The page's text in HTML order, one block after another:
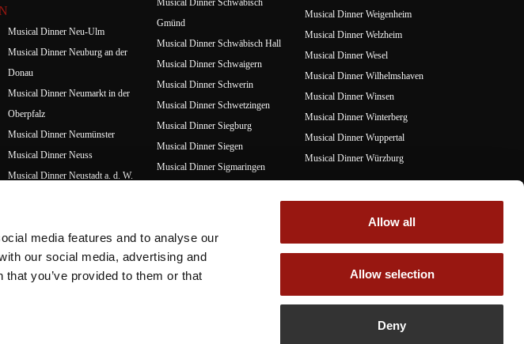
media features and to analyse our
our social media, advertising and
you’ve provided to them or that
Allow all
Allow selection
Deny
Musical Dinner Neu-Ulm
Musical Dinner Neuburg an der
Donau
Musical Dinner Neumarkt in der
Oberpfalz
Musical Dinner Neumünster
Musical Dinner Neuss
Musical Dinner Neustadt a. d. W.
Musical Dinner Oberhausen
Musical Dinner Schwäbisch
Gmünd
Musical Dinner Schwäbisch Hall
Musical Dinner Schwaigern
Musical Dinner Schwerin
Musical Dinner Schwetzingen
Musical Dinner Siegburg
Musical Dinner Siegen
Musical Dinner Sigmaringen
Musical Dinner Weigenheim
Musical Dinner Welzheim
Musical Dinner Wesel
Musical Dinner Wilhelmshaven
Musical Dinner Winsen
Musical Dinner Winterberg
Musical Dinner Wuppertal
Musical Dinner Würzburg